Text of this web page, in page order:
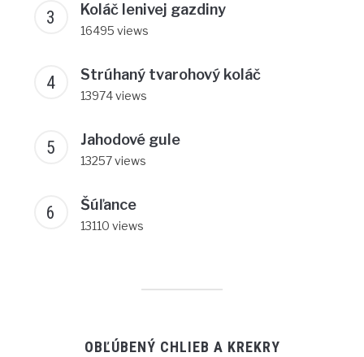
Koláč lenivej gazdiny
16495 views
Strúhaný tvarohový koláč
13974 views
Jahodové gule
13257 views
Šúľance
13110 views
OBĽÚBENÝ CHLIEB A KREKRY